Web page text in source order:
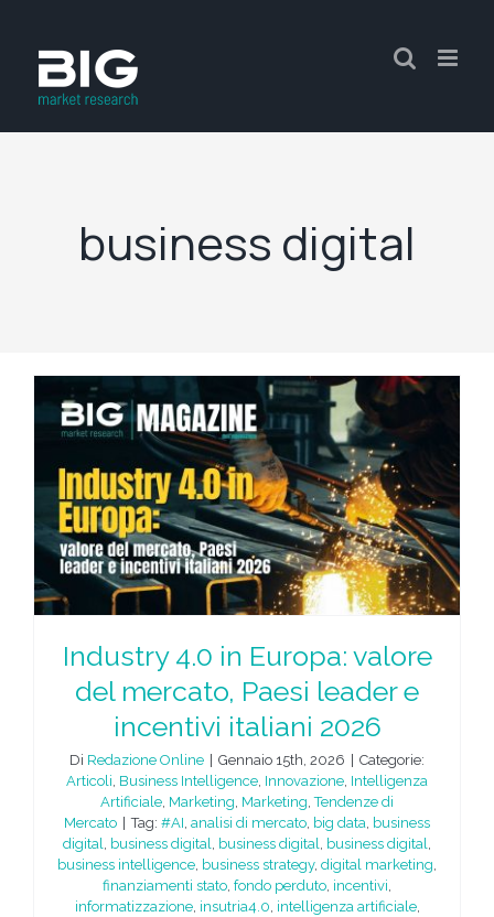
business digital
Industry 4.0 in Europa: valore
del mercato, Paesi leader e
incentivi italiani 2026
Di Redazione Online Gennaio 15th, 2026
Categorie:
Articoli, Business Intelligence, Innovazione, Intelligenza
Artificiale, Marketing, Marketing,Tendenze di
Mercato
Tag: #AI, analisi di mercato, big data, business
digital, business digital, business digital, business digital,
business intelligence, business strategy, digital marketing,
finanziamenti stato, fondo perduto, incentivi,
informatizzazione, insutria4.0, intelligenza artificiale,